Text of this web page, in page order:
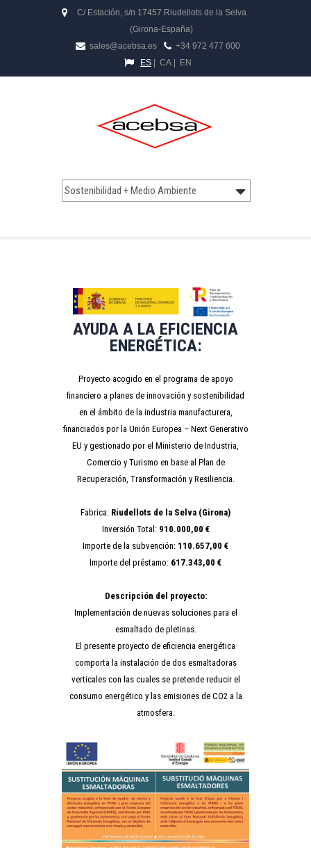
C/ Estación, s/n 17457 Riudellots de la Selva
(Girona-España)
sales@acebsa.es
+34 972 477 600
ES
CA EN
AYUDA A LA EFICIENCIA
ENERGÉTICA:
Proyecto acogido en el programa de apoyo
financiero a planes de innovación y sostenibilidad
en el ámbito de la industria manufacturera,
financiados por la Unión Europea – Next Generativo
EU y gestionado por el Ministerio de Industria,
Comercio y Turismo en base al Plan de
Recuperación, Transformación y Resiliencia.
Fabrica: Riudellots de la Selva (Girona)
Inversión Total: 910.000,00 €
Importe de la subvención: 110.657,00 €
Importe del préstamo: 617.343,00 €
Descripción del proyecto:
Implementación de nuevas soluciones para el
esmaltado de pletinas.
El presente proyecto de eficiencia energética
comporta la instalación de dos esmaltadoras
verticales con las cuales se pretende reducir el
consumo energético y las emisiones de CO2 a la
atmosfera.